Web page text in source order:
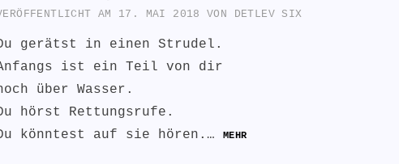
AM 17. MAI 2018 VON DETLEV SIX
gerätst in einen Strudel.
ist ein Teil von dir
über Wasser.
hörst Rettungsrufe.
könntest auf sie hören.…
MEHR